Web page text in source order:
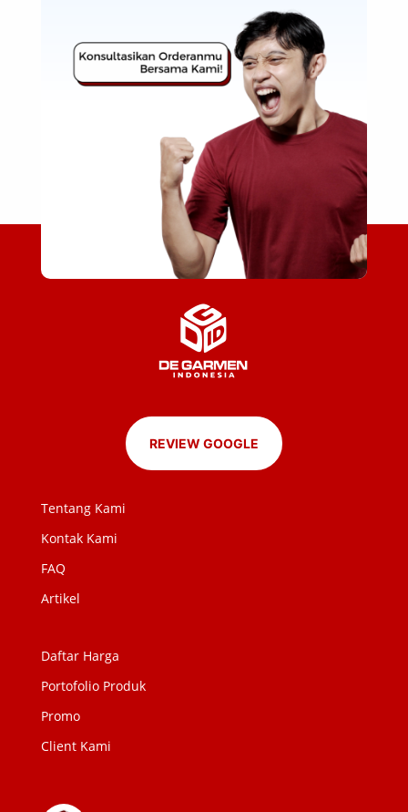
REVIEW GOOGLE
Tentang Kami
Kontak Kami
FAQ
Artikel
Daftar Harga
Portofolio Produk
Promo
Client Kami